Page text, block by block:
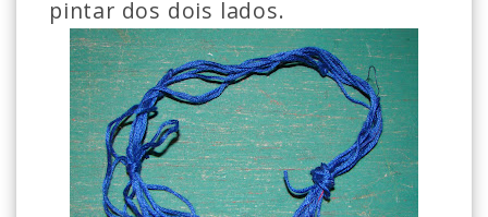
pintar dos dois lados.